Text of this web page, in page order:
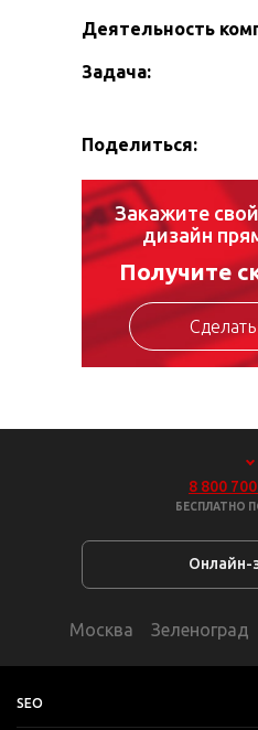
Деятельность
Задача:
Поделиться:
Закажите
дизайн
Получите
Сделать
8 800
БЕСПЛАТНО
Онлайн-
Москва Зеленоград
SEO